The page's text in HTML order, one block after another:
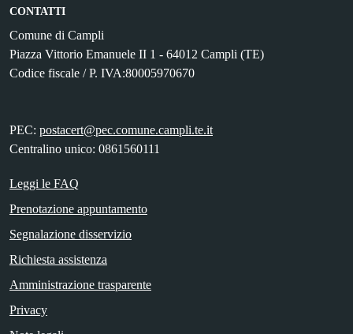
CONTATTI
Comune di Campli
Piazza Vittorio Emanuele II 1 - 64012 Campli (TE)
Codice fiscale / P. IVA:80005970670
PEC: postacert@pec.comune.campli.te.it
Centralino unico: 0861560111
Leggi le FAQ
Prenotazione appuntamento
Segnalazione disservizio
Richiesta assistenza
Amministrazione trasparente
Privacy